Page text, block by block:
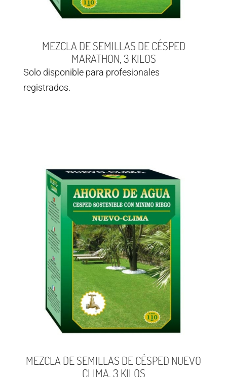
MEZCLA DE SEMILLAS DE CÉSPED
MARATHON, 3 KILOS
Solo disponible para profesionales
registrados.
MEZCLA DE SEMILLAS DE CÉSPED NUEVO
CLIMA, 3 KILOS